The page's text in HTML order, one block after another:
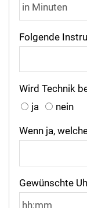
Folgende
Wird Technik
ja
nein
Wenn ja,
Gewünschte